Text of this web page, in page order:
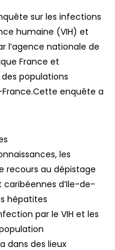
sur les infections
humaine (VIH) et
l’agence nationale de
France et
populations
enquête a
les
recours au dépistage
d’Ile-de-
hépatites
par le VIH et les
dans des lieux